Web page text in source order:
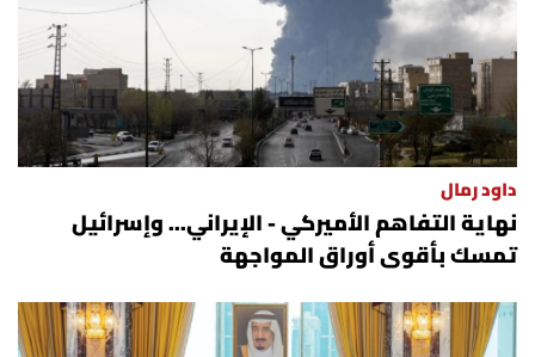
داود رمال
نهاية التفاهم الأميركي - الإيراني... وإسرائيل
تمسك بأقوى أوراق المواجهة